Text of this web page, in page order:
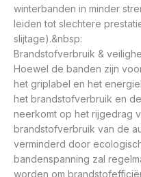
winterbanden in minder
leiden tot slechtere
slijtage).&nbsp:
Brandstofverbruik &
Hoewel de banden zijn
het griplabel en het
het brandstofverbruik en
neerkomt op het rijgedrag
brandstofverbruik van de
verminderd door
bandenspanning zal
worden om